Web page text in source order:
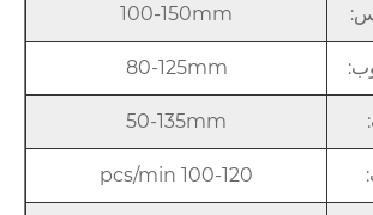
100-150mm
80-125mm
50-135mm
100-120 pcs/min